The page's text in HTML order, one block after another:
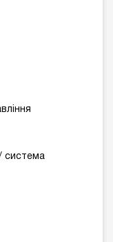
система